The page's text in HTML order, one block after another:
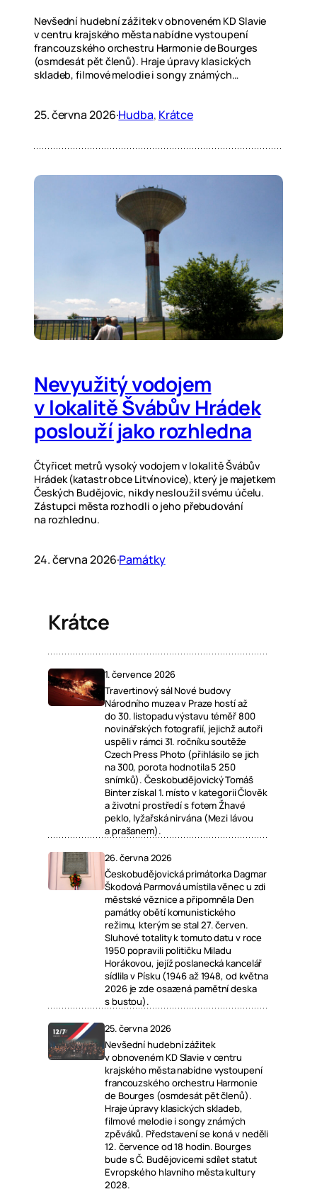
Nevšední hudební zážitek v obnoveném KD Slavie
v centru krajského města nabídne vystoupení
francouzského orchestru Harmonie de Bourges
(osmdesát pět členů). Hraje úpravy klasických
skladeb, filmové melodie i songy známých…
25. června 2026·Hudba, Krátce
Nevyužitý vodojem
v lokalitě Švábův Hrádek
poslouží jako rozhledna
Čtyřicet metrů vysoký vodojem v lokalitě Švábův
Hrádek (katastr obce Litvínovice), který je majetkem
Českých Budějovic, nikdy nesloužil svému účelu.
Zástupci města rozhodli o jeho přebudování
na rozhlednu.
24. června 2026·Památky
Krátce
1. července 2026
Travertinový sál Nové budovy
Národního muzea v Praze hostí až
do 30. listopadu výstavu téměř 800
novinářských fotografií, jejichž autoři
uspěli v rámci 31. ročníku soutěže
Czech Press Photo (přihlásilo se jich
na 300, porota hodnotila 5 250
snímků). Českobudějovický Tomáš
Binter získal 1. místo v kategorii Člověk
a životní prostředí s fotem Žhavé
peklo, lyžařská nirvána (Mezi lávou
a prašanem).
26. června 2026
Českobudějovická primátorka Dagmar
Škodová Parmová umístila věnec u zdi
městské věznice a připomněla Den
památky obětí komunistického
režimu, kterým se stal 27. červen.
Sluhové totality k tomuto datu v roce
1950 popravili političku Miladu
Horákovou, jejíž poslanecká kancelář
sídlila v Písku (1946 až 1948, od května
2026 je zde osazená pamětní deska
s bustou).
25. června 2026
Nevšední hudební zážitek
v obnoveném KD Slavie v centru
krajského města nabídne vystoupení
francouzského orchestru Harmonie
de Bourges (osmdesát pět členů).
Hraje úpravy klasických skladeb,
filmové melodie i songy známých
zpěváků. Představení se koná v neděli
12. července od 18 hodin. Bourges
bude s Č. Budějovicemi sdílet statut
Evropského hlavního města kultury
2028.